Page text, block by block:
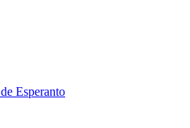
Esperanto